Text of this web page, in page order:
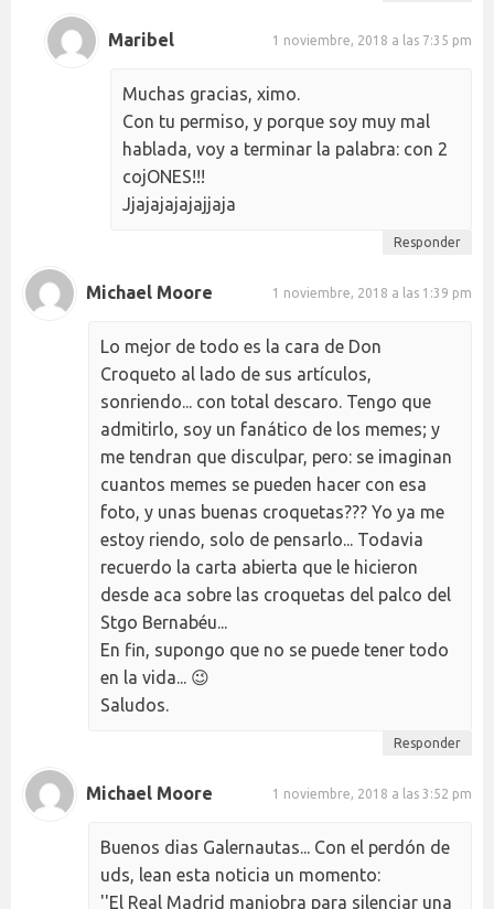
Maribel 1 noviembre, 2018 a las 7:35 pm
Muchas gracias, ximo.
Con tu permiso, y porque soy muy mal
hablada, voy a terminar la palabra: con 2
cojONES!!!
Jjajajajajajjaja
Responder
Michael Moore 1 noviembre, 2018 a las 1:39 pm
Lo mejor de todo es la cara de Don
Croqueto al lado de sus artículos,
sonriendo... con total descaro. Tengo que
admitirlo, soy un fanático de los memes; y
me tendran que disculpar, pero: se imaginan
cuantos memes se pueden hacer con esa
foto, y unas buenas croquetas??? Yo ya me
estoy riendo, solo de pensarlo... Todavia
recuerdo la carta abierta que le hicieron
desde aca sobre las croquetas del palco del
Stgo Bernabéu...
En fin, supongo que no se puede tener todo
en la vida... 😉
Saludos.
Responder
Michael Moore 1 noviembre, 2018 a las 3:52 pm
Buenos dias Galernautas... Con el perdón de
uds, lean esta noticia un momento:
''El Real Madrid maniobra para silenciar una